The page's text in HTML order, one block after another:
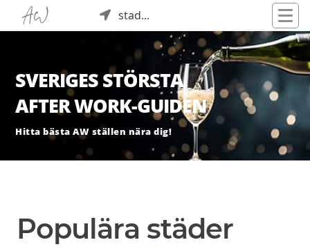
stad...
SVERIGES STÖRSTA
AFTER WORK-GUIDEN
Hitta bästa AW ställen nära dig!
Populära städer